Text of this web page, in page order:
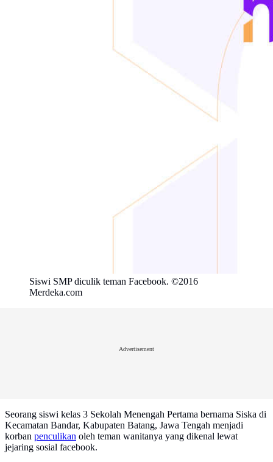
Siswi SMP diculik teman Facebook. ©2016
Merdeka.com
Advertisement
Seorang siswi kelas 3 Sekolah Menengah Pertama bernama Siska di
Kecamatan Bandar, Kabupaten Batang, Jawa Tengah menjadi
korban penculikan oleh teman wanitanya yang dikenal lewat
jejaring sosial facebook.